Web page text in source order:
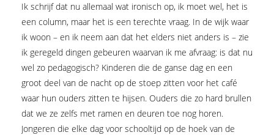
Ik schrijf dat nu allemaal wat ironisch op, ik moet wel, het is
een column, maar het is een terechte vraag. In de wijk waar
ik woon – en ik neem aan dat het elders niet anders is – zie
ik geregeld dingen gebeuren waarvan ik me afvraag: is dat nu
wel zo pedagogisch? Kinderen die de ganse dag en een
groot deel van de nacht op de stoep zitten voor het café
waar hun ouders zitten te hijsen. Ouders die zo hard brullen
dat we ze zelfs met ramen en deuren toe nog horen.
Jongeren die elke dag voor schooltijd op de hoek van de